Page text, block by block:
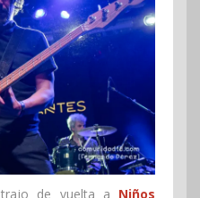
trajo de vuelta a Niños